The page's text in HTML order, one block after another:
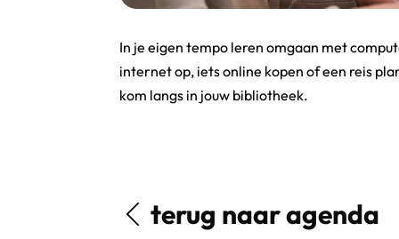
In je eigen tempo leren omgaan met
internet op, iets online kopen of een reis
kom langs in jouw bibliotheek.
terug naar agenda